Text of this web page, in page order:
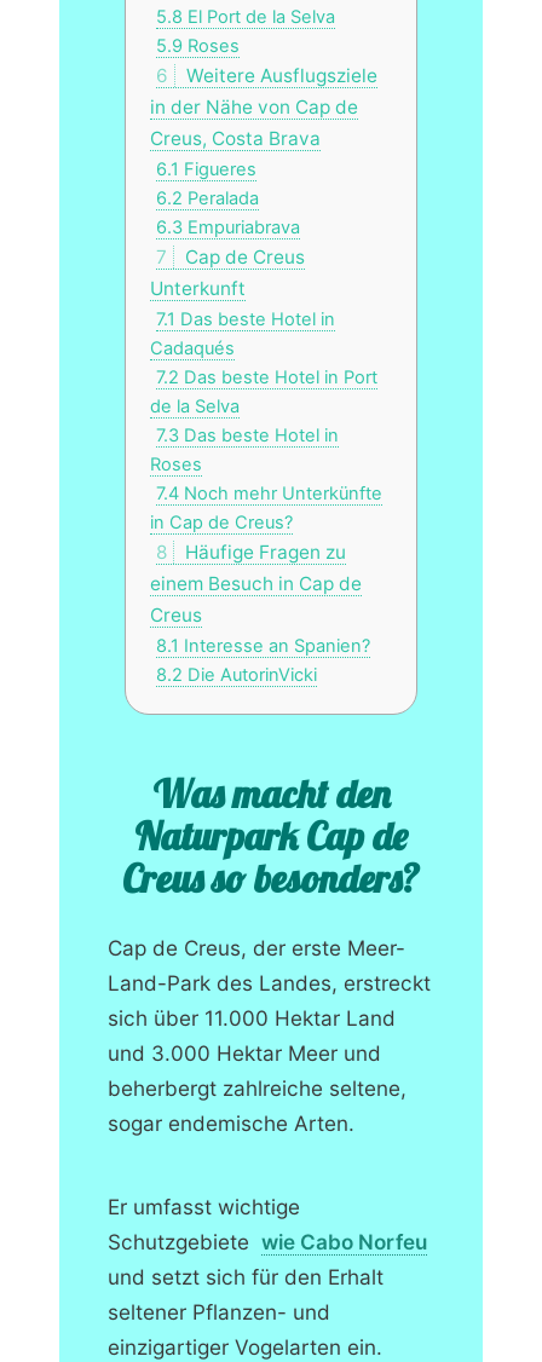
5.8 El Port de la Selva
5.9 Roses
6
Weitere Ausflugsziele
in der Nähe von Cap de
Creus, Costa Brava
6.1 Figueres
6.2 Peralada
6.3 Empuriabrava
7
Cap de Creus
Unterkunft
7.1 Das beste Hotel in
Cadaqués
7.2 Das beste Hotel in Port
de la Selva
7.3 Das beste Hotel in
Roses
7.4 Noch mehr Unterkünfte
in Cap de Creus?
8
Häufige Fragen zu
einem Besuch in Cap de
Creus
8.1 Interesse an Spanien?
8.2 Die AutorinVicki
Was macht den
Naturpark Cap de
Creus so besonders?
Cap de Creus, der erste Meer-
Land-Park des Landes, erstreckt
sich über 11.000 Hektar Land
und 3.000 Hektar Meer und
beherbergt zahlreiche seltene,
sogar endemische Arten.
Er umfasst wichtige
Schutzgebiete wie Cabo Norfeu
und setzt sich für den Erhalt
seltener Pflanzen- und
einzigartiger Vogelarten ein.